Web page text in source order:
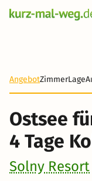
AngebotZimmerLage
Ostsee
4 Tage
Solny Resort